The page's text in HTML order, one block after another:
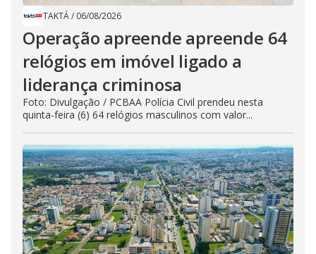
TAKTÁ/ 06/08/2026
Operação apreende apreende 64
relógios em imóvel ligado a
liderança criminosa
Foto: Divulgação / PCBAA Polícia Civil prendeu nesta
quinta-feira (6) 64 relógios masculinos com valor...